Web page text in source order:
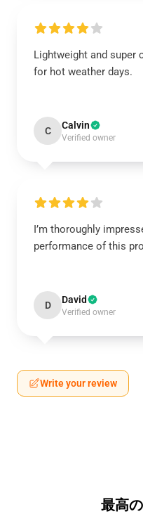
Lightweight and super
for hot weather days.
C Calvin
Verified owner
I’m thoroughly
performance of this
D David
Verified owner
Write your review
最高